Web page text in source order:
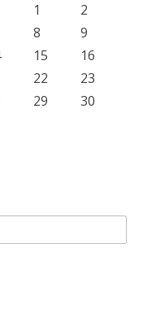
1
2
8
9
15
16
22
23
29
30